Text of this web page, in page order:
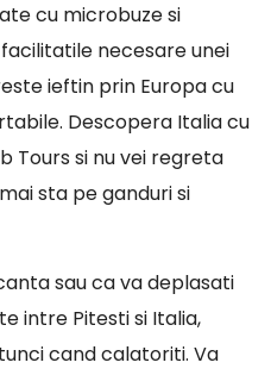
cu microbuze si
necesare unei
ieftin prin Europa cu
Descopera Italia cu
Tours si nu vei regreta
sta pe ganduri si
sau ca va deplasati
intre Pitesti si Italia,
cand calatoriti. Va